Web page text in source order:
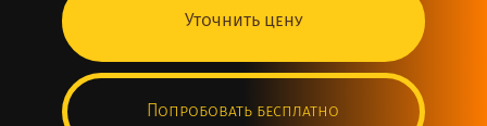
Уточнить цену
Попробовать бесплатно